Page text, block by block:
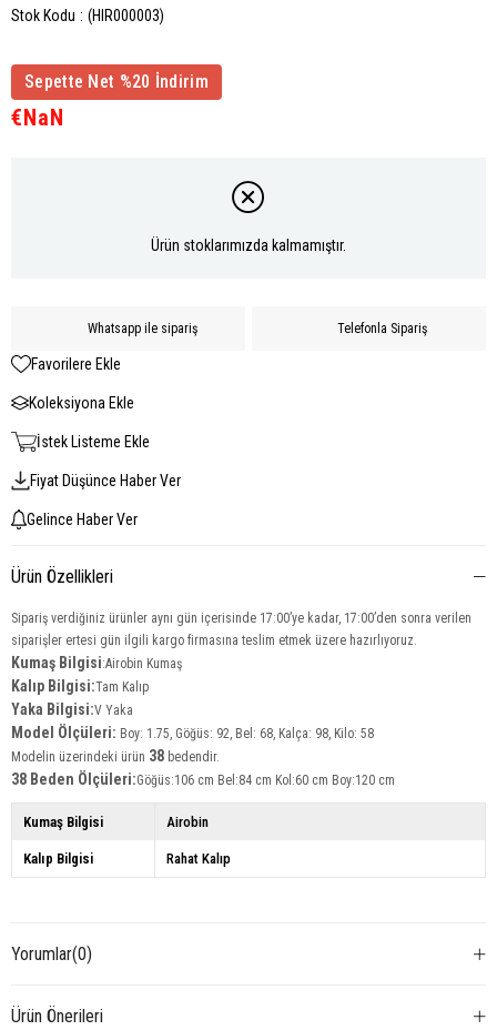
Stok Kodu (HIR000003)
Sepette Net %20 İndirim
€NaN
Ürün stoklarımızda kalmamıştır.
Whatsapp ile sipariş Telefonla Sipariş
Favorilere Ekle
Koleksiyona Ekle
İstek Listeme Ekle
Fiyat Düşünce Haber Ver
Gelince Haber Ver
Ürün Özellikleri
Sipariş verdiğiniz ürünler aynı gün içerisinde 17:00’ye kadar, 17:00’den sonra verilen
siparişler ertesi gün ilgili kargo firmasına teslim etmek üzere hazırlıyoruz.
Kumaş Bilgisi:Airobin Kumaş
Kalıp Bilgisi:Tam Kalıp
Yaka Bilgisi:V Yaka
Model Ölçüleri: Boy: 1.75, Göğüs: 92, Bel: 68, Kalça: 98, Kilo: 58
Modelin üzerindeki ürün 38 bedendir.
38 Beden Ölçüleri:Göğüs:106 cm Bel:84 cm Kol:60 cm Boy:120 cm
Kumaş Bilgisi Airobin
Kalıp Bilgisi Rahat Kalıp
Yorumlar(0)
Ürün Önerileri